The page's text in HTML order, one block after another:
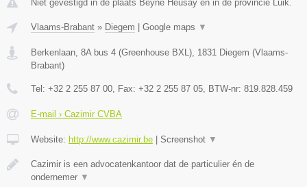
Niet gevestigd in de plaats Beyne Heusay en in de provincie Luik.
Vlaams-Brabant » Diegem | Google maps ▼
Berkenlaan, 8A bus 4 (Greenhouse BXL) 1831 Diegem (Vlaams-
Brabant)
Tel: +32 2 255 87 00 , Fax: +32 2 255 87 05 , BTW-nr: 819.828.459
E-mail › Cazimir CVBA
Website: http://www.cazimir.be | Screenshot ▼
Cazimir is een advocatenkantoor dat de particulier én de
ondernemer ▼